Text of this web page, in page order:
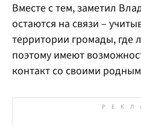
Вместе с тем, заметил
остаются на связи –
территории громады, где
поэтому имеют
контакт со своими